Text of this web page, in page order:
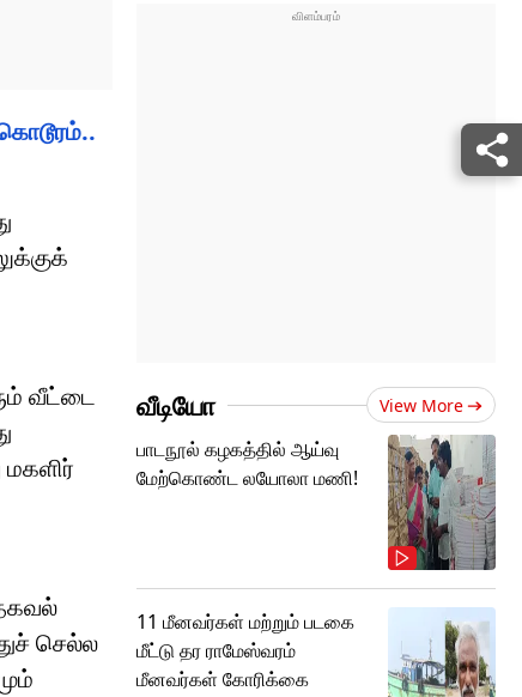
வீட்டை
செல்ல
வீடியோ View More
பாடநூல் கழகத்தில் ஆய்வு
மேற்கொண்ட லயோலா மணி!
11 மீனவர்கள் மற்றும் படகை
மீட்டு தர ராமேஸ்வரம்
மீனவர்கள் கோரிக்கை